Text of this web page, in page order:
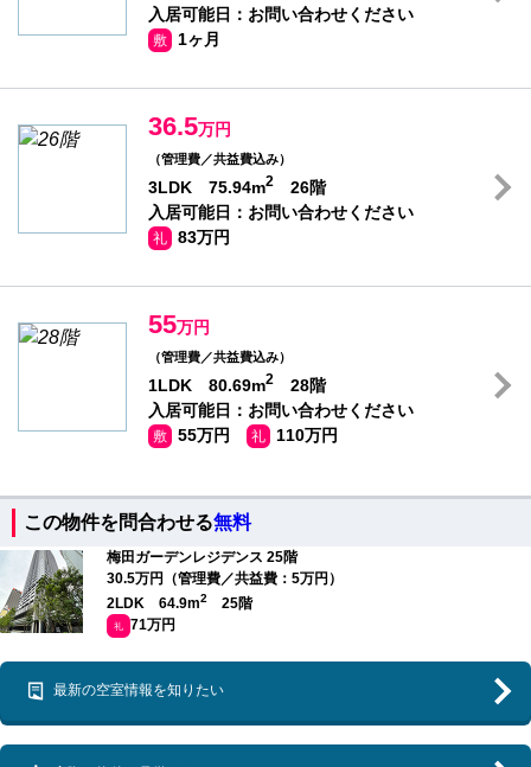
入居可能日：お問い合わせください
敷 1ヶ月
36.5万円
（管理費／共益費込み）
3LDK 75.94m2
26階
入居可能日：お問い合わせください
礼 83万円
55万円
（管理費／共益費込み）
1LDK 80.69m2
28階
入居可能日：お問い合わせください
敷 55万円 礼 110万円
この物件を問合わせる無料
梅田ガーデンレジデンス 25階
30.5万円（管理費／共益費：5万円）
2LDK 64.9m2 25階
礼 71万円
最新の空室情報を知りたい